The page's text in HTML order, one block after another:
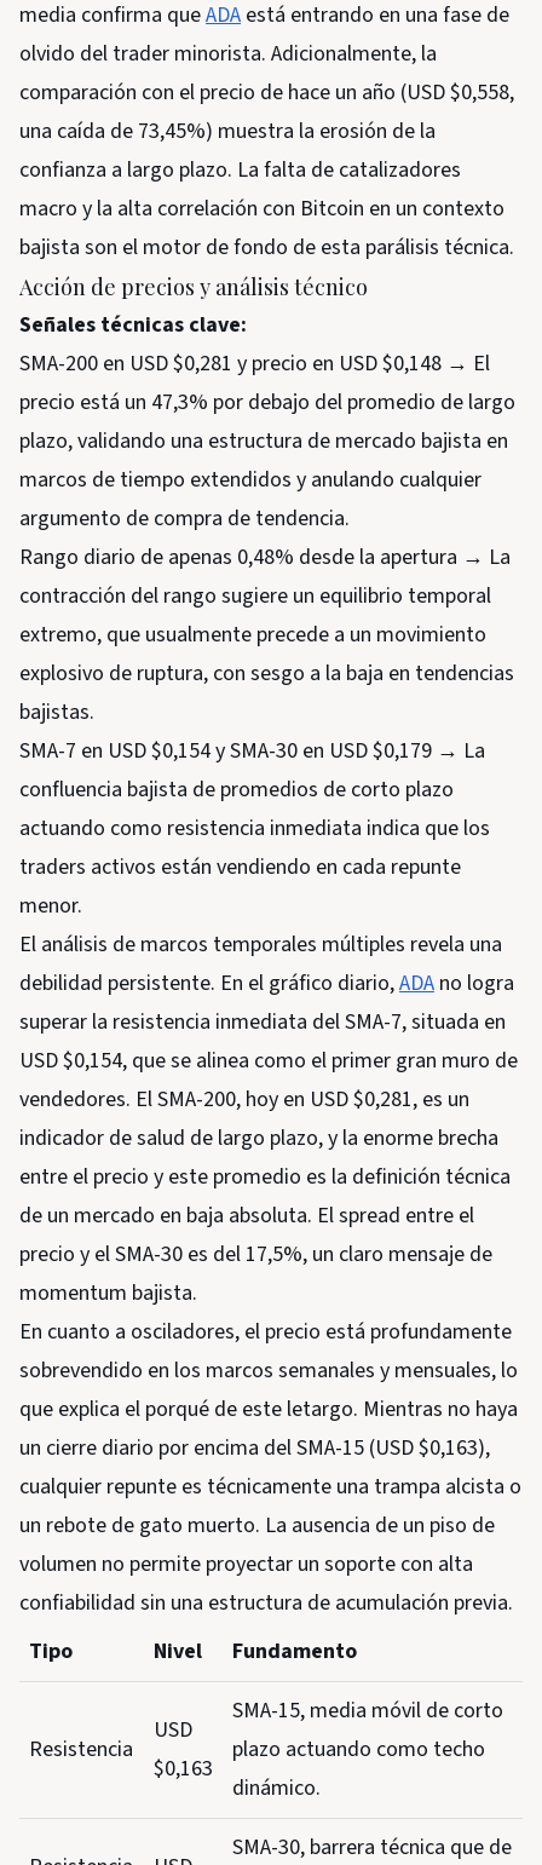
media confirma queADA está entrando en una fase de
olvido del trader minorista. Adicionalmente, la
comparación con el precio de hace un año (USD $0,558,
una caída de 73,45%) muestra la erosión de la
confianza a largo plazo. La falta de catalizadores
macro y la alta correlación con Bitcoin en un contexto
bajista son el motor de fondo de esta parálisis técnica.
Acción de precios y análisis técnico
Señales técnicas clave:
SMA-200 en USD $0,281 y precio en USD $0,148 → El
precio está un 47,3% por debajo del promedio de largo
plazo, validando una estructura de mercado bajista en
marcos de tiempo extendidos y anulando cualquier
argumento de compra de tendencia.
Rango diario de apenas 0,48% desde la apertura → La
contracción del rango sugiere un equilibrio temporal
extremo, que usualmente precede a un movimiento
explosivo de ruptura, con sesgo a la baja en tendencias
bajistas.
SMA-7 en USD $0,154 y SMA-30 en USD $0,179 → La
confluencia bajista de promedios de corto plazo
actuando como resistencia inmediata indica que los
traders activos están vendiendo en cada repunte
menor.
El análisis de marcos temporales múltiples revela una
debilidad persistente. En el gráfico diario,ADA no logra
superar la resistencia inmediata del SMA-7, situada en
USD $0,154, que se alinea como el primer gran muro de
vendedores. El SMA-200, hoy en USD $0,281, es un
indicador de salud de largo plazo, y la enorme brecha
entre el precio y este promedio es la definición técnica
de un mercado en baja absoluta. El spread entre el
precio y el SMA-30 es del 17,5%, un claro mensaje de
momentum bajista.
En cuanto a osciladores, el precio está profundamente
sobrevendido en los marcos semanales y mensuales, lo
que explica el porqué de este letargo. Mientras no haya
un cierre diario por encima del SMA-15 (USD $0,163),
cualquier repunte es técnicamente una trampa alcista o
un rebote de gato muerto. La ausencia de un piso de
volumen no permite proyectar un soporte con alta
confiabilidad sin una estructura de acumulación previa.
Tipo
Nivel Fundamento
Resistencia
USD
$0,163
SMA-15, media móvil de corto
plazo actuando como techo
dinámico.
SMA-30, barrera técnica que de